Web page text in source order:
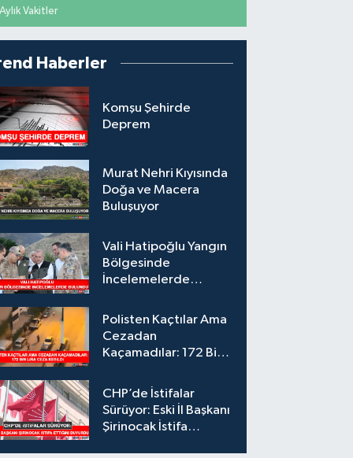
Aylık Vakitler
Haberler
Komşu Şehirde
Deprem
Murat Nehri Kıyısında
Doğa ve Macera
Buluşuyor
Vali Hatipoğlu Yangın
Bölgesinde
İncelemelerde
Polisten Kaçtılar Ama
Cezadan
Kaçamadılar: 172 Bin
CHP’de İstifalar
Sürüyor: Eski İl Başkanı
Şirinocak İstifa